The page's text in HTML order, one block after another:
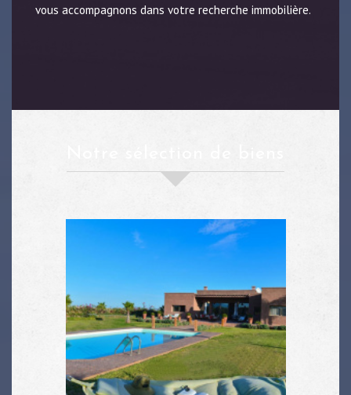
vous accompagnons dans votre recherche immobilière.